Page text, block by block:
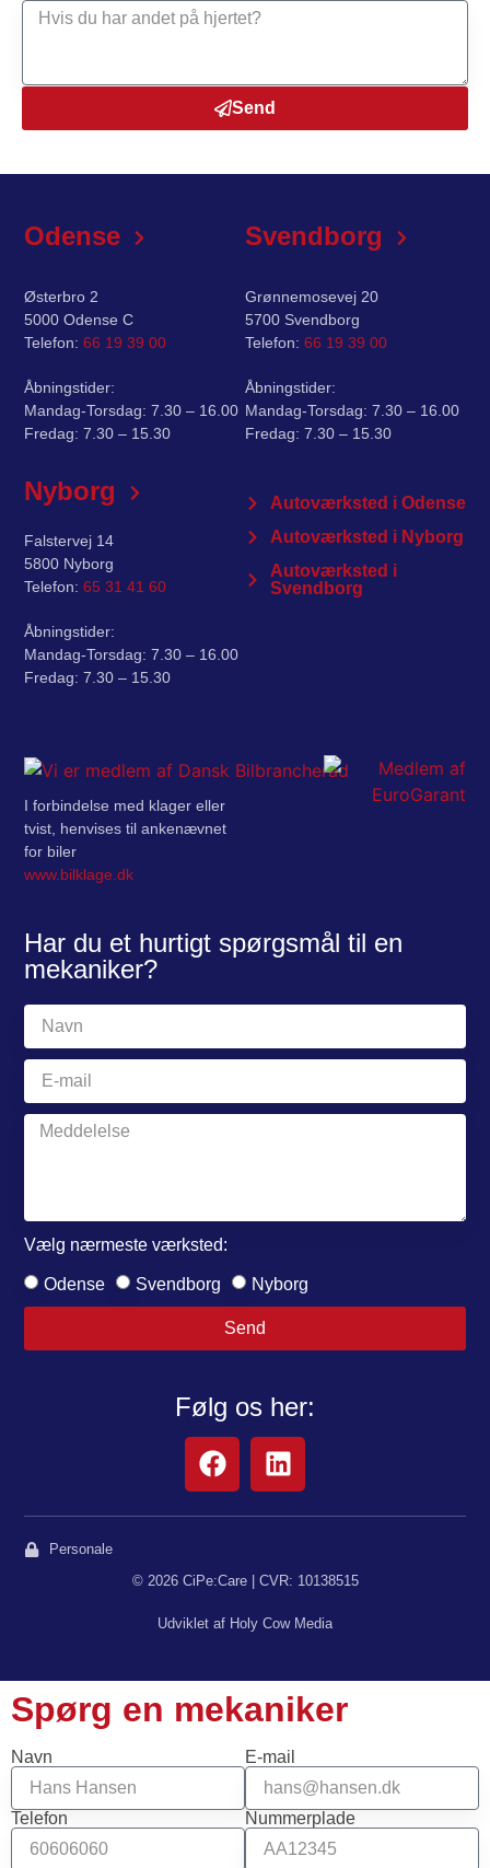
Send
Odense
Østerbro 2
5000 Odense C
Telefon:66 19 39 00
Åbningstider:
Mandag-Torsdag: 7.30 – 16.00
Fredag: 7.30 – 15.30
Nyborg
Falstervej 14
5800 Nyborg
Telefon:65 31 41 60
Åbningstider:
Mandag-Torsdag: 7.30 – 16.00
Fredag: 7.30 – 15.30
Svendborg
Grønnemosevej 20
5700 Svendborg
Telefon: 66 19 39 00
Åbningstider:
Mandag-Torsdag: 7.30 – 16.00
Fredag: 7.30 – 15.30
Autoværksted i Odense
Autoværksted i Nyborg
Autoværksted i
Svendborg
I forbindelse med klager eller
tvist, henvises til ankenævnet
for biler
www.bilklage.dk
Har du et hurtigt spørgsmål til en
mekaniker?
Vælg nærmeste værksted:
Odense Svendborg Nyborg
Send
Følg os her:
Personale
© 2026 CiPe:Care | CVR: 10138515
Udviklet af Holy Cow Media
Spørg en mekaniker
Navn E-mail
Telefon Nummerplade